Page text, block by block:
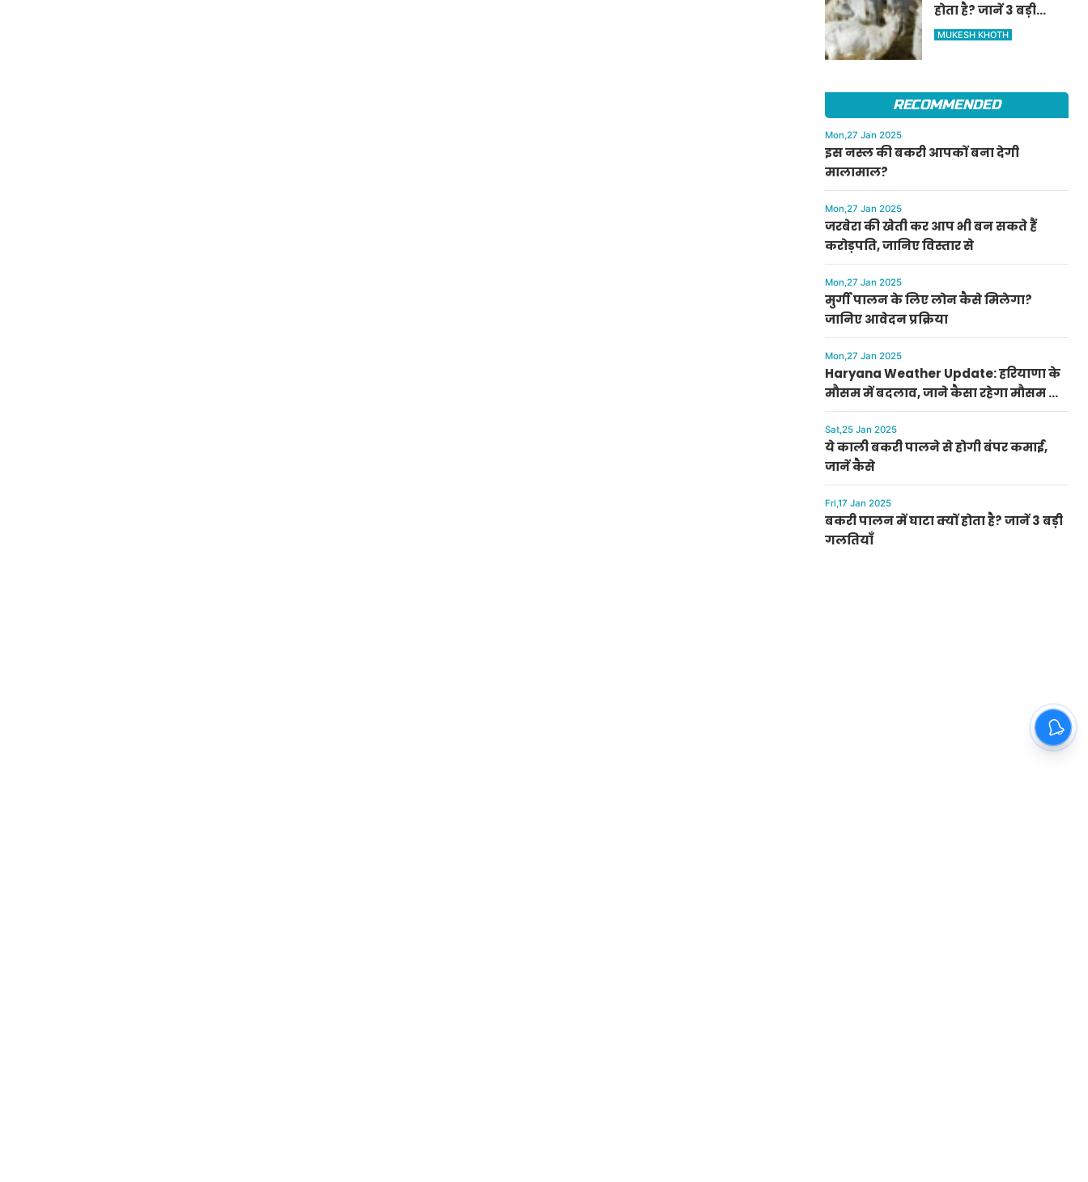
होता है? जानें 3 बड़ी
गलतियाँ
MUKESH KHOTH
RECOMMENDED
Mon,27 Jan 2025
इस नस्ल की बकरी आपकों बना देगी
मालामाल?
Mon,27 Jan 2025
जरबेरा की खेती कर आप भी बन सकते हैं
करोड़पति, जानिए विस्तार से
Mon,27 Jan 2025
मुर्गी पालन के लिए लोन कैसे मिलेगा?
जानिए आवेदन प्रक्रिया
Mon,27 Jan 2025
Haryana Weather Update: हरियाणा के
मौसम में बदलाव, जाने कैसा रहेगा मौसम का
हाल
Sat,25 Jan 2025
ये काली बकरी पालने से होगी बंपर कमाई,
जानें कैसे
Fri,17 Jan 2025
बकरी पालन में घाटा क्यों होता है? जानें 3 बड़ी
गलतियाँ